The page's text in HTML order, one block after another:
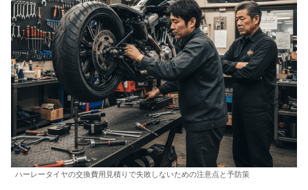
ハーレータイヤの交換費用見積りで失敗しないための注意点と予防策